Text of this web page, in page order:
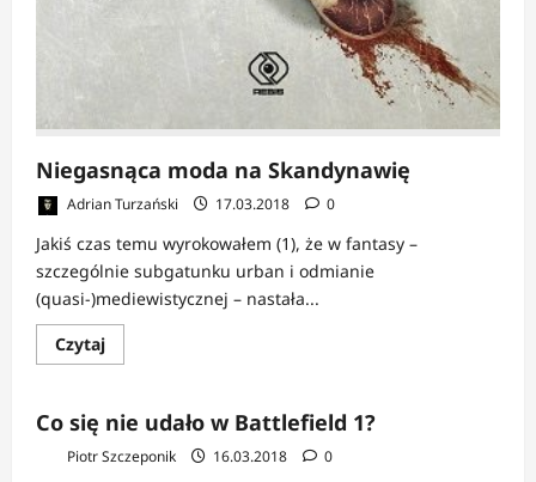
Niegasnąca moda na Skandynawię
Adrian Turzański 17.03.2018 0
Jakiś czas temu wyrokowałem (1), że w fantasy –
szczególnie subgatunku urban i odmianie
(quasi-)mediewistycznej – nastała...
CzytajDowiedz
się
Niegasnąca
moda
Skandynawię
Co się nie udało w Battlefield 1?
Piotr Szczeponik 16.03.2018 0